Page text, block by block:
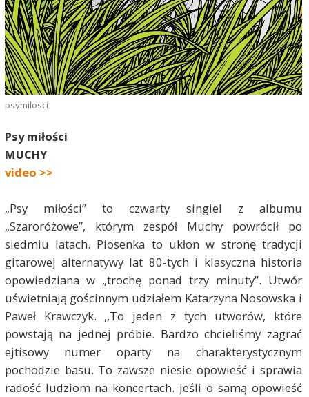
psymilosci
Psy miłości
MUCHY
video >>
„Psy miłości” to czwarty singiel z albumu
„Szaroróżowe”, którym zespół Muchy powrócił po
siedmiu latach. Piosenka to ukłon w stronę tradycji
gitarowej alternatywy lat 80-tych i klasyczna historia
opowiedziana w „trochę ponad trzy minuty”. Utwór
uświetniają gościnnym udziałem Katarzyna Nosowska i
Paweł Krawczyk. ,,To jeden z tych utworów, które
powstają na jednej próbie. Bardzo chcieliśmy zagrać
ejtisowy numer oparty na charakterystycznym
pochodzie basu. To zawsze niesie opowieść i sprawia
radość ludziom na koncertach. Jeśli o samą opowieść